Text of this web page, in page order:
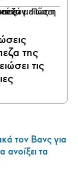
της
τις
τον Βανς για
ανοίξει τα